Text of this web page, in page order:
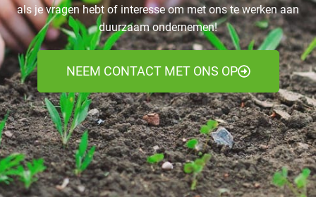
als je vragen hebt of interesse om met ons te werken aan
duurzaam ondernemen!
NEEM CONTACT MET ONS OP